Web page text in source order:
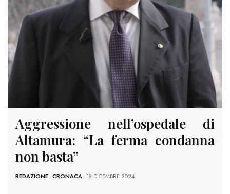
Aggressione nell’ospedale di
Altamura: “La ferma condanna
non basta”
REDAZIONE-CRONACA- 19 DICEMBRE 2024